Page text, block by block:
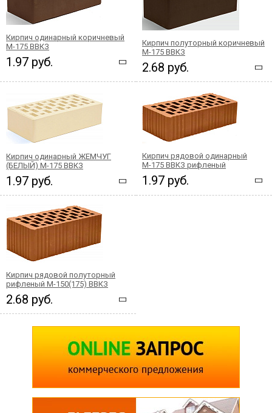
Кирпич одинарный коричневый
М-175 ВВКЗ
1.97 руб.
Кирпич полуторный коричневый
М-175 ВВКЗ
2.68 руб.
Кирпич одинарный ЖЕМЧУГ
(БЕЛЫЙ) М-175 ВВКЗ
1.97 руб.
Кирпич рядовой одинарный
М-175 ВВКЗ рифленый
1.97 руб.
Кирпич рядовой полуторный
рифленый М-150(175) ВВКЗ
2.68 руб.